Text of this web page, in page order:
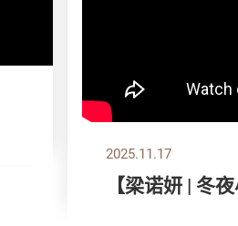
2025.11.17
【梁诺妍 | 冬